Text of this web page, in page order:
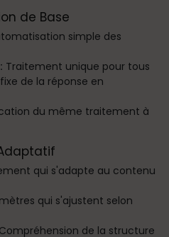
de Base
simple des
Traitement unique pour tous
de la réponse en
du même traitement à
qui s'adapte au contenu
qui s'ajustent selon
Compréhension de la structure